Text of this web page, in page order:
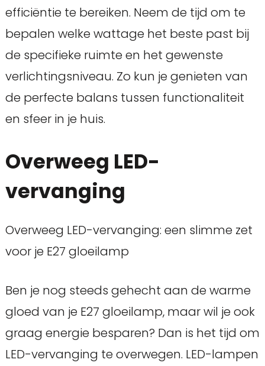
efficiëntie te bereiken. Neem de tijd om te
bepalen welke wattage het beste past bij
de specifieke ruimte en het gewenste
verlichtingsniveau. Zo kun je genieten van
de perfecte balans tussen functionaliteit
en sfeer in je huis.
Overweeg LED-
vervanging
Overweeg LED-vervanging: een slimme zet
voor je E27 gloeilamp
Ben je nog steeds gehecht aan de warme
gloed van je E27 gloeilamp, maar wil je ook
graag energie besparen? Dan is het tijd om
LED-vervanging te overwegen. LED-lampen